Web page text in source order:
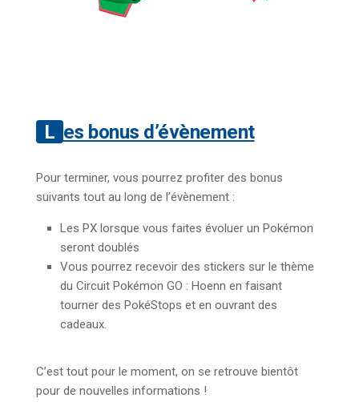
Les bonus d’évènement
Pour terminer, vous pourrez profiter des bonus
suivants tout au long de l’évènement :
Les PX lorsque vous faites évoluer un Pokémon
seront doublés
Vous pourrez recevoir des stickers sur le thème
du Circuit Pokémon GO : Hoenn en faisant
tourner des PokéStops et en ouvrant des
cadeaux.
C’est tout pour le moment, on se retrouve bientôt
pour de nouvelles informations !